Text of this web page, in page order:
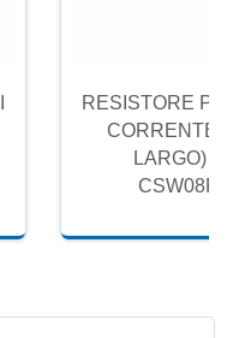
RESISTORE
CORRENTE
LARGO)